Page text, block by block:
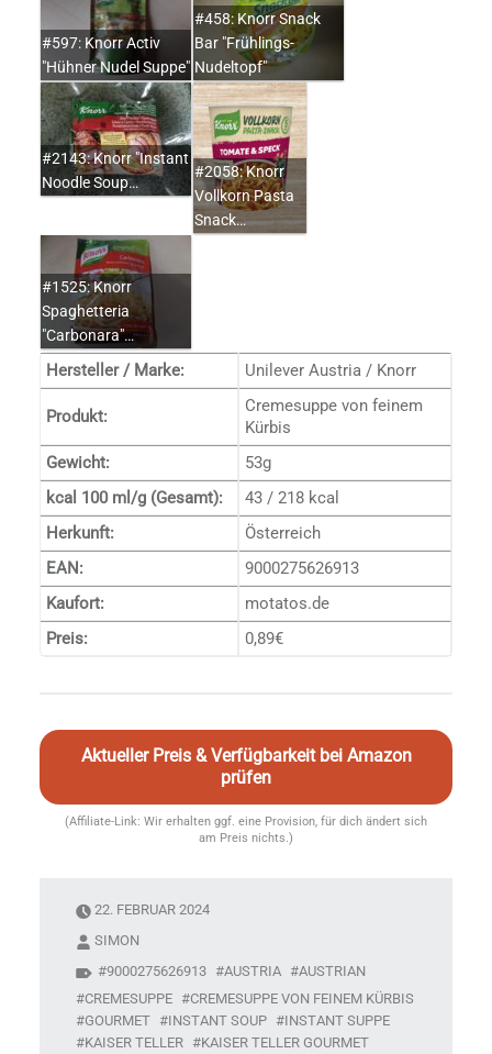
#597: Knorr Activ
"Hühner Nudel Suppe"
#458: Knorr Snack
Bar "Frühlings-
Nudeltopf"
#2143: Knorr "Instant
Noodle Soup…
#2058: Knorr
Vollkorn Pasta
Snack…
#1525: Knorr
Spaghetteria
"Carbonara"…
Hersteller / Marke: Unilever Austria / Knorr
Produkt:
Cremesuppe von feinem
Kürbis
Gewicht:
53g
kcal 100 ml/g (Gesamt):
43 / 218 kcal
Herkunft:
Österreich
EAN:
9000275626913
Kaufort:
motatos.de
Preis:
0,89€
Aktueller Preis & Verfügbarkeit bei Amazon
prüfen
(Affiliate-Link: Wir erhalten ggf. eine Provision, für dich ändert sich
am Preis nichts.)
22. FEBRUAR 2024
SIMON
9000275626913
AUSTRIA
AUSTRIAN
CREMESUPPE
CREMESUPPE VON FEINEM KÜRBIS
GOURMET
INSTANT SOUP
INSTANT SUPPE
KAISER TELLER
KAISER TELLER GOURMET